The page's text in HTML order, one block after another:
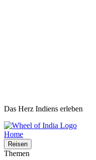
Das Herz Indiens erleben
Home
Reisen
Themen